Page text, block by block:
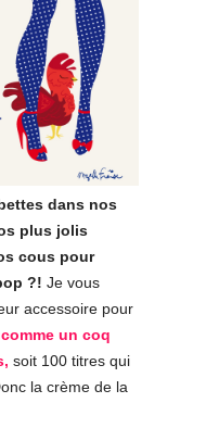
dans nos
plus jolis
cous pour
?! Je vous
accessoire pour
un coq
soit 100 titres qui
la crème de la